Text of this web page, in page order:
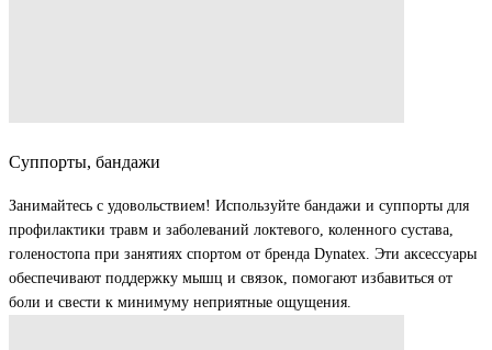
Суппорты, бандажи
Занимайтесь с удовольствием! Используйте бандажи и суппорты для
профилактики травм и заболеваний локтевого, коленного сустава,
голеностопа при занятиях спортом от бренда Dynatex. Эти аксессуары
обеспечивают поддержку мышц и связок, помогают избавиться от
боли и свести к минимуму неприятные ощущения.